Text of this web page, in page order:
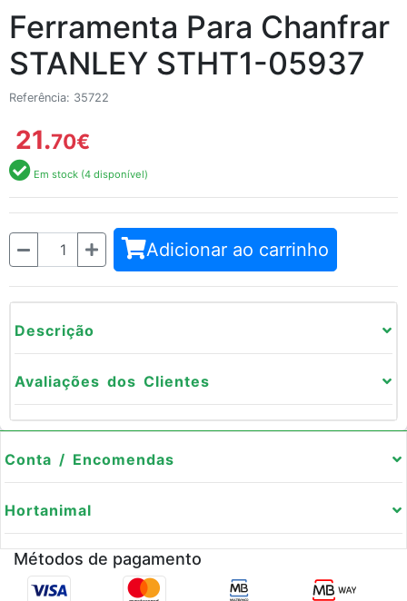
Ferramenta Para Chanfrar
STANLEY STHT1-05937
Referência: 35722
21.70€
Em stock (4 disponível)
Quantidade Adicionar ao carrinho
Descrição
Avaliações dos Clientes
Conta / Encomendas
Hortanimal
Métodos de pagamento